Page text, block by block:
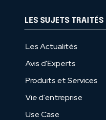
LES SUJETS TRAITÉS
Les Actualités
Avis d'Experts
Produits et Services
Vie d'entreprise
Use Case